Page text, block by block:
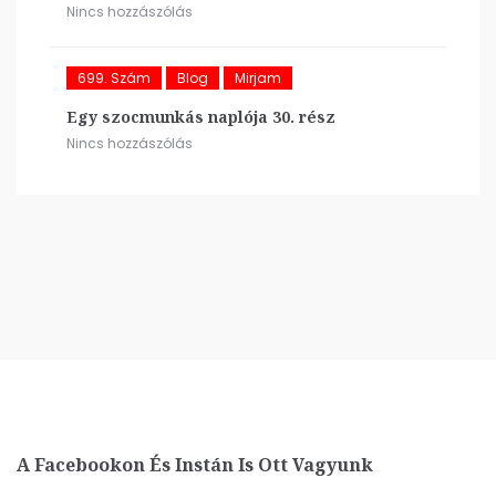
Nincs hozzászólás
699. Szám Blog Mirjam
Egy szocmunkás naplója 30. rész
Nincs hozzászólás
A Facebookon És Instán Is Ott Vagyunk